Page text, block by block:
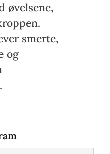
øvelsene,
smerte,
og